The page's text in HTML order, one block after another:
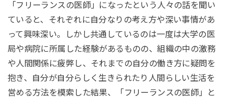
「フリーランスの医師」になったという人々の話を聞い
ていると、それぞれに自分なりの考え方や深い事情があ
って興味深い。しかし共通しているのは一度は大学の医
局や病院に所属した経験があるものの、組織の中の激務
や人間関係に疲弊し、それまでの自分の働き方に疑問を
抱き、自分が自分らしく生きられたり人間らしい生活を
営める方法を模索した結果、「フリーランスの医師」と